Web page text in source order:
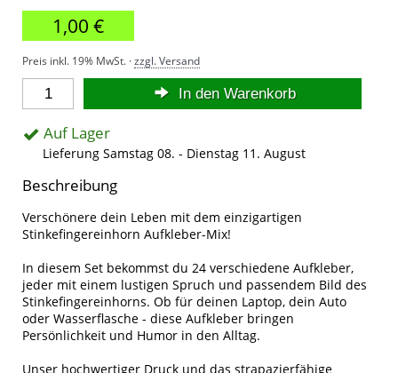
1,00 €
Preis inkl. 19% MwSt. ·zzgl. Versand
In den Warenkorb
Auf Lager
Lieferung Samstag 08. - Dienstag 11. August
Beschreibung
Verschönere dein Leben mit dem einzigartigen
Stinkefingereinhorn Aufkleber-Mix!
In diesem Set bekommst du 24 verschiedene Aufkleber,
jeder mit einem lustigen Spruch und passendem Bild des
Stinkefingereinhorns. Ob für deinen Laptop, dein Auto
oder Wasserflasche - diese Aufkleber bringen
Persönlichkeit und Humor in den Alltag.
Unser hochwertiger Druck und das strapazierfähige